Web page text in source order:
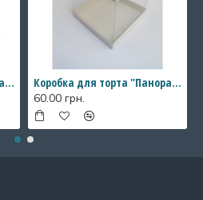
Коробка для торта "Панорама" з прозорими стінками, 146*146*200 мм
Коробка для торта "Панорама" з прозорими стінками, 196*196*200 мм
60.00 грн.